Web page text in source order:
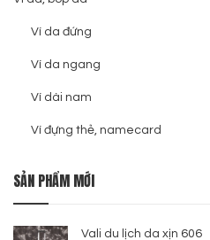
Ví da đứng
Ví da ngang
Ví dài nam
Ví đựng thẻ, namecard
SẢN PHẨM MỚI
Vali du lịch da xịn 606